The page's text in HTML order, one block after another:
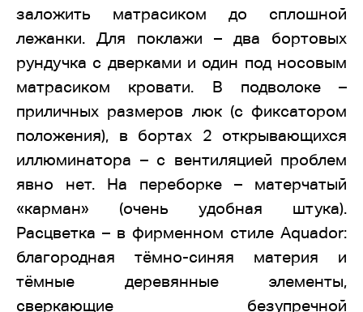
заложить матрасиком до сплошной
лежанки. Для поклажи – два бортовых
рундучка с дверками и один под носовым
матрасиком кровати. В подволоке –
приличных размеров люк (с фиксатором
положения), в бортах 2 открывающихся
иллюминатора – с вентиляцией проблем
явно нет. На переборке – матерчатый
«карман» (очень удобная штука).
Расцветка – в фирменном стиле Aquador:
благородная тёмно-синяя материя и
тёмные деревянные элементы,
сверкающие безупречной